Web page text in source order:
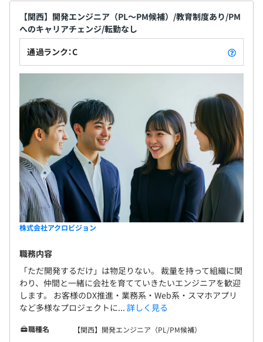
プロジェクトごとに選択、オブジェクト指向、ウォーター
フォール、アジャイル
Docker、Terraform、AWS CloudFormation、Ansible、
VMware vSphere
BigQuery、Amazon Athena、Amazon Redshift、
Dataflow
賞与あり（年２回）
昇給あり（年2回のチャンス）
社会保険完備
定期健康診断あり
無期雇用
試用期間 3 ヶ月（条件の変更なし）
【関西】開発エンジニア（PL～PM候補）/教育制度あり/PM
へのキャリアチェンジ/転勤なし
通過ランク：C
株式会社アクロビジョン
職務内容
「ただ開発するだけ」は物足りない。 裁量を持って組織に関
わり、仲間と一緒に会社を育てていきたいエンジニアを歓迎
します。 お客様のDX推進・業務系・Web系・スマホアプリ
など多様なプロジェクトに... 詳しく見る
職種名
【関西】開発エンジニア（PL/PM候補）